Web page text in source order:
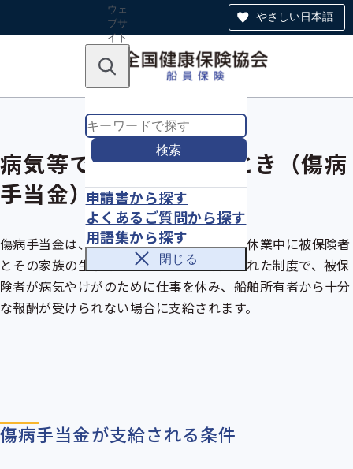
やさしい日本語
ウェ
ブサ
イト
のナ
ン
キーワードで探す
検索
申請書から探す
よくあるご質問から探す
用語集から探す
閉じる
病気等で仕事を休んだとき（傷病
手当金）
傷病手当金は、職務外の病気やけがによる休業中に被保険者
とその家族の生活を保障するために設けられた制度で、被保
険者が病気やけがのために仕事を休み、船舶所有者から十分
な報酬が受けられない場合に支給されます。
傷病手当金が支給される条件